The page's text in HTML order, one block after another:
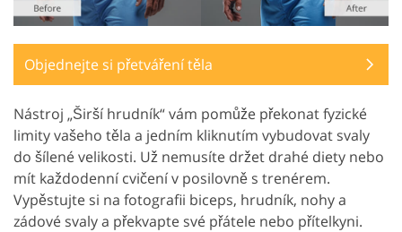
Objednejte si přetváření těla
Nástroj „Širší hrudník“ vám pomůže překonat fyzické
limity vašeho těla a jedním kliknutím vybudovat svaly
do šílené velikosti. Už nemusíte držet drahé diety nebo
mít každodenní cvičení v posilovně s trenérem.
Vypěstujte si na fotografii biceps, hrudník, nohy a
zádové svaly a překvapte své přátele nebo přítelkyni.